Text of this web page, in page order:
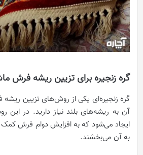
گره زنجیره برای تزیین ریشه فرش
گره زنجیره‌ای یکی از روش‌های تزیین
آن به ریشه‌های بلند نیاز دارید. در
ایجاد می‌شود که به افزایش دوام فرش کمک
به آن می‌بخشند.